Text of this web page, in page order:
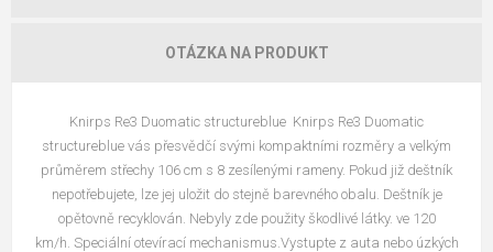
OTÁZKA NA PRODUKT
Knirps Re3 Duomatic structureblue Knirps Re3 Duomatic
structureblue vás přesvědčí svými kompaktními rozměry a velkým
průměrem střechy 106 cm s 8 zesílenými rameny. Pokud již deštník
nepotřebujete, lze jej uložit do stejně barevného obalu. Deštník je
opětovně recyklován. Nebyly zde použity škodlivé látky. ve 120
km/h. Speciální otevírací mechanismus.Vystupte z auta nebo úzkých